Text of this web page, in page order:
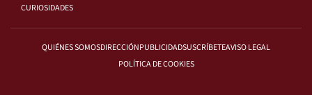
CURIOSIDADES
QUIÉNES SOMOSDIRECCIÓNPUBLICIDADSUSCRÍBETEAVISO LEGAL
POLÍTICA DE COOKIES